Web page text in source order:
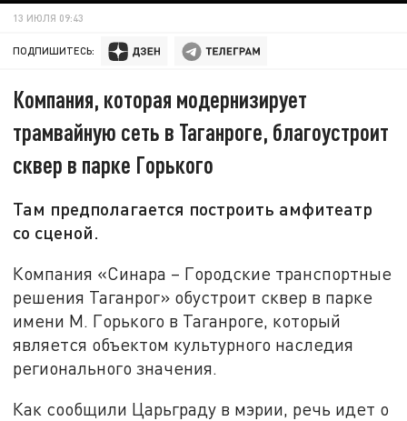
13 ИЮЛЯ 09:43
ПОДПИШИТЕСЬ:
Компания, которая модернизирует
трамвайную сеть в Таганроге, благоустроит
сквер в парке Горького
Там предполагается построить амфитеатр
со сценой.
Компания «Синара – Городские транспортные
решения Таганрог» обустроит сквер в парке
имени М. Горького в Таганроге, который
является объектом культурного наследия
регионального значения.
Как сообщили Царьграду в мэрии, речь идет о